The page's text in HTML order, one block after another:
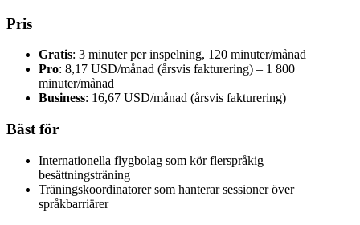
Pris
Gratis: 3 minuter per inspelning, 120 minuter/månad
Pro: 8,17 USD/månad (årsvis fakturering) – 1 800
minuter/månad
Business: 16,67 USD/månad (årsvis fakturering)
Bäst för
Internationella flygbolag som kör flerspråkig
besättningsträning
Träningskoordinatorer som hanterar sessioner över
språkbarriärer